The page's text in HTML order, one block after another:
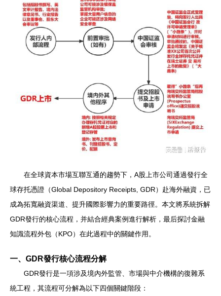
在全球資本市場互聯互通的趨勢下，A股上市公司通過發行全
球存托憑證（Global Depository Receipts, GDR）赴海外融資，已
成為拓寬融資渠道、提升國際影響力的重要路徑。本文將系統拆解
GDR發行的核心流程，并結合經典案例進行解析，最后探討金融
知識流程外包（KPO）在此過程中的關鍵作用。
一、GDR發行核心流程分解
GDR發行是一項涉及境內外監管、市場與中介機構的復雜系
統工程，其流程可分解為以下四個關鍵階段：